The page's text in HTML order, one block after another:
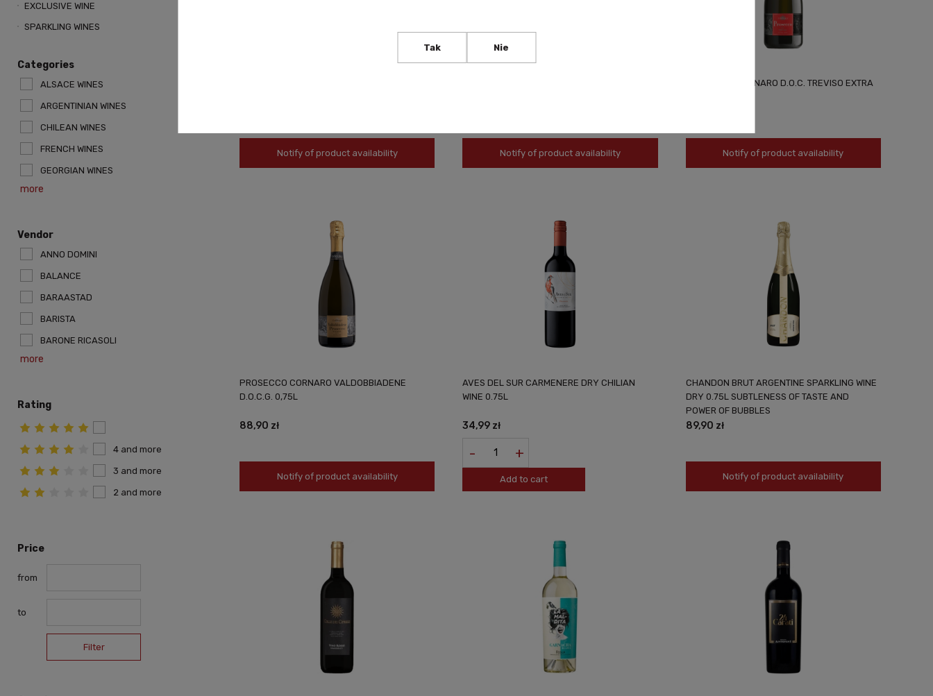
EXCLUSIVE WINE
SPARKLING WINES
Categories
ALSACE WINES
ARGENTINIAN WINES
CHILEAN WINES
FRENCH WINES
GEORGIAN WINES
more
Vendor
ANNO DOMINI
BALANCE
BARAASTAD
BARISTA
BARONE RICASOLI
more
Rating
4 and more
3 and more
2 and more
Price
from
to
Filter
Notify of product availability Notify of product availability
PROSECCO CORNARO D.O.C. TREVISO EXTRA
Notify of product availability
PROSECCO CORNARO VALDOBBIADENE
D.O.C.G. 0,75L
88,90 zł
Notify of product availability
AVES DEL SUR CARMENERE DRY CHILIAN
WINE 0.75L
34,99 zł
- +
Add to cart
CHANDON BRUT ARGENTINE SPARKLING WINE
DRY 0.75L SUBTLENESS OF TASTE AND
POWER OF BUBBLES
89,90 zł
Notify of product availability
Tak Nie